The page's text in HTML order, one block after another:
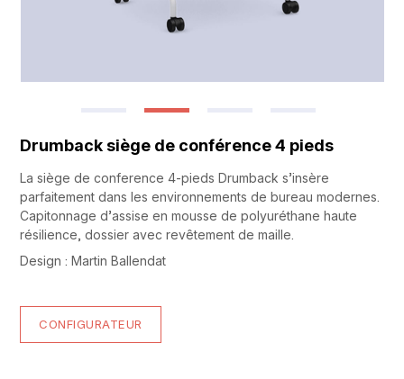
Drumback siège de conférence 4 pieds
La siège de conference 4-pieds Drumback s’insère
parfaitement dans les environnements de bureau modernes.
Capitonnage d’assise en mousse de polyuréthane haute
résilience, dossier avec revêtement de maille.
Design : Martin Ballendat
CONFIGURATEUR